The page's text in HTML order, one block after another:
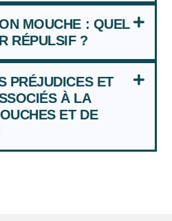
MOUCHE : QUEL
RÉPULSIF ?
PRÉJUDICES ET
À LA
ET DE